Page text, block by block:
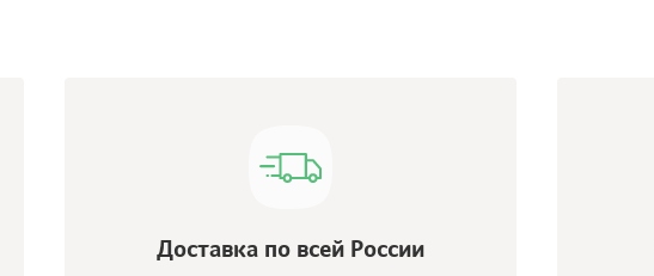
Доставка по всей России